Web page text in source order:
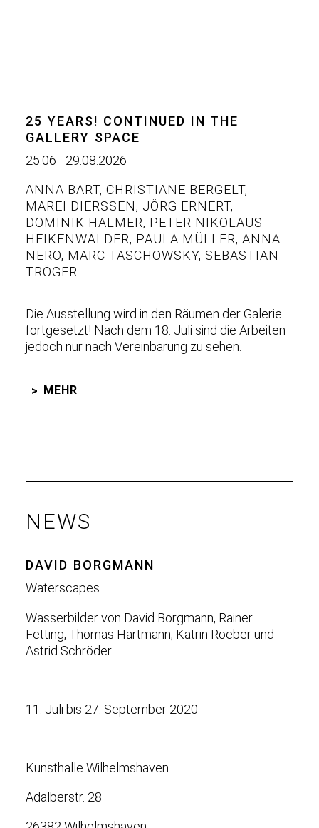
25 YEARS! CONTINUED IN THE
GALLERY SPACE
25.06 - 29.08.2026
ANNA BART, CHRISTIANE BERGELT,
MAREI DIERSSEN
, JÖRG ERNERT,
DOMINIK HALMER, PETER NIKOLAUS
HEIKENWÄLDER, PAULA MÜLLER, ANNA
NERO, MARC TASCHOWSKY, SEBASTIAN
TRÖGER
Die Ausstellung wird in den Räumen der Galerie
fortgesetzt! Nach dem 18. Juli sind die Arbeiten
jedoch nur nach Vereinbarung zu sehen.
MEHR
NEWS
DAVID BORGMANN
Waterscapes
Wasserbilder von David Borgmann, Rainer
Fetting, Thomas Hartmann, Katrin Roeber und
Astrid Schröder
11. Juli bis 27. September 2020
Kunsthalle Wilhelmshaven
Adalberstr. 28